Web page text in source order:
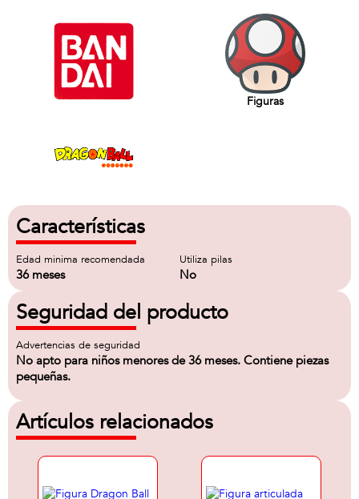
Figuras
Características
Edad minima recomendada
36 meses
Utiliza pilas
No
Seguridad del producto
Advertencias de seguridad
No apto para niños menores de 36 meses. Contiene piezas
pequeñas.
Artículos relacionados